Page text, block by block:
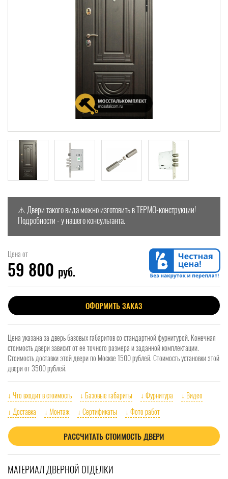
⚠️ Двери такого вида можно изготовить в ТЕРМО-конструкции!
Подробности - у нашего консультанта.
Цена от
59 800 руб.
ОФОРМИТЬ ЗАКАЗ
Цена указана за дверь базовых габаритов со стандартной фурнитурой. Конечная
стоимость двери зависит от ее точного размера и заданной комплектации.
Стоимость доставки этой двери по Москве 1500 рублей. Стоимость установки этой
двери от 3500 рублей.
↓ Что входит в стоимость ↓ Базовые габариты ↓ Фурнитура
↓ Видео
↓ Доставка
↓ Монтаж ↓ Сертификаты ↓ Фото работ
РАССЧИТАТЬ СТОИМОСТЬ ДВЕРИ
МАТЕРИАЛ ДВЕРНОЙ ОТДЕЛКИ